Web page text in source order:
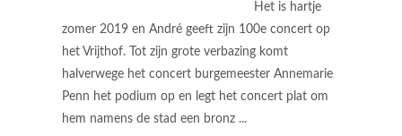
Het is hartje
zomer 2019 en André geeft zijn 100e concert op
het Vrijthof. Tot zijn grote verbazing komt
halverwege het concert burgemeester Annemarie
Penn het podium op en legt het concert plat om
hem namens de stad een bronz ...